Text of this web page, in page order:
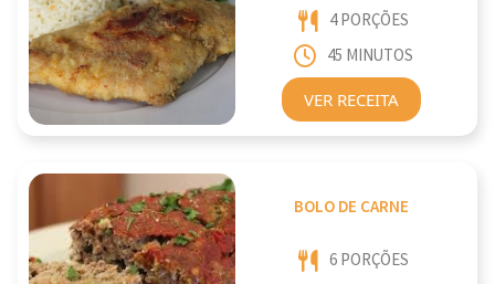
4 PORÇÕES
45 MINUTOS
VER RECEITA
BOLO DE CARNE
6 PORÇÕES